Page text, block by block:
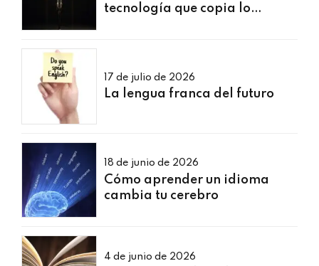
tecnología que copia lo
17 de julio de 2026
La lengua franca del futuro
18 de junio de 2026
Cómo aprender un idioma
cambia tu cerebro
4 de junio de 2026